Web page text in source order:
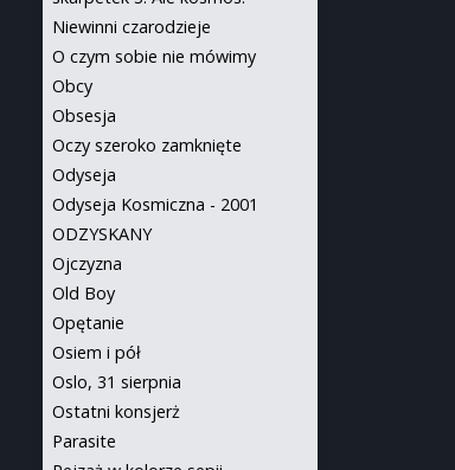
Niewinni czarodzieje
O czym sobie nie mówimy
Obcy
Obsesja
Oczy szeroko zamknięte
Odyseja
Odyseja Kosmiczna - 2001
ODZYSKANY
Ojczyzna
Old Boy
Opętanie
Osiem i pół
Oslo, 31 sierpnia
Ostatni konsjerż
Parasite